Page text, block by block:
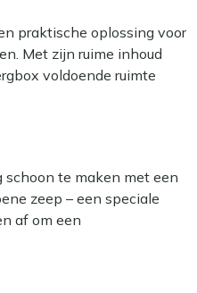
praktische oplossing voor
Met zijn ruime inhoud
voldoende ruimte
de box een moderne
te plaatsen.
blijven je kussens het
schoon te maken met een
zeep – een speciale
af om een
stalen ontwerp